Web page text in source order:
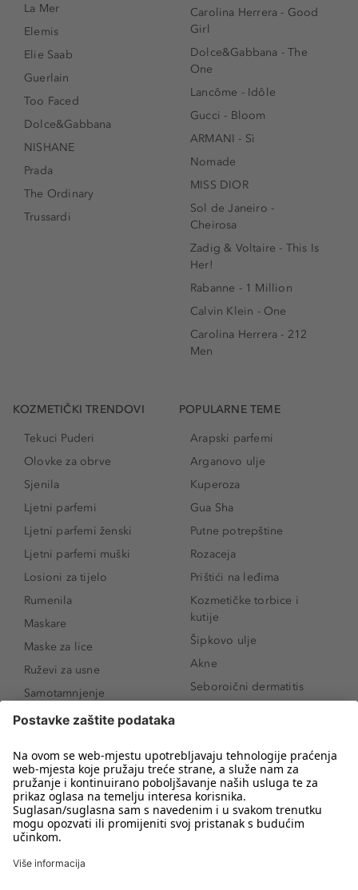
La Mer
Elemis
Elie Saab
Guerlain
Too Faced
Dolce&Gabbana
NISHANE
Prada
The Ordinary
Trussardi
Carolina Herrera - Good
Girl
Dolce&Gabbana - The
One
Lancôme - Idôle
Gucci - Bloom
ARMANI - Sì
Nomade
MISS DIOR
Sol de Janeiro -
Cheirosa
Zadig & Voltaire - This Is
Her!
Rabanne - 1 Million
Calvin Klein - One
Carolina Herrera - 212
Men
KOZMETIČKI TRENDOVI
Tekuci Puderi
Olovke za obrve
Sjenila
Ljetni parfemi
Ljetni parfemi ženski
Ljetni parfemi muški
Losioni za tijelo
Rumenila
Maskare
Maske za lice
Ruževi za usne
Samotamnjenje
Puderi
Proizvodi za obrve
Sunce i zaštita
Serumi za lice
Proizvodi za čišćenje lica
POPULARNE TEME
Arapski parfemi
Arganovo ulje
Kuperoza
Gua Sha
Putne potrepštine
Rozaceja
Prištići na leđima
Kozmetičke torbice i
kutije
Šipkovo ulje
Akne
Seboroični dermatitis
Novo
Koji mi parfem
odgovara?
Kako našminkati oči da